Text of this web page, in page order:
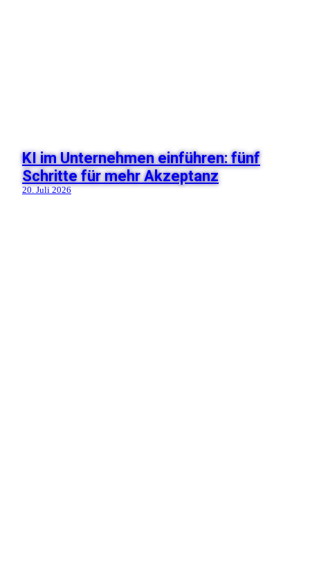
KI im Unternehmen einführen: fünf
Schritte für mehr Akzeptanz
20. Juli 2026